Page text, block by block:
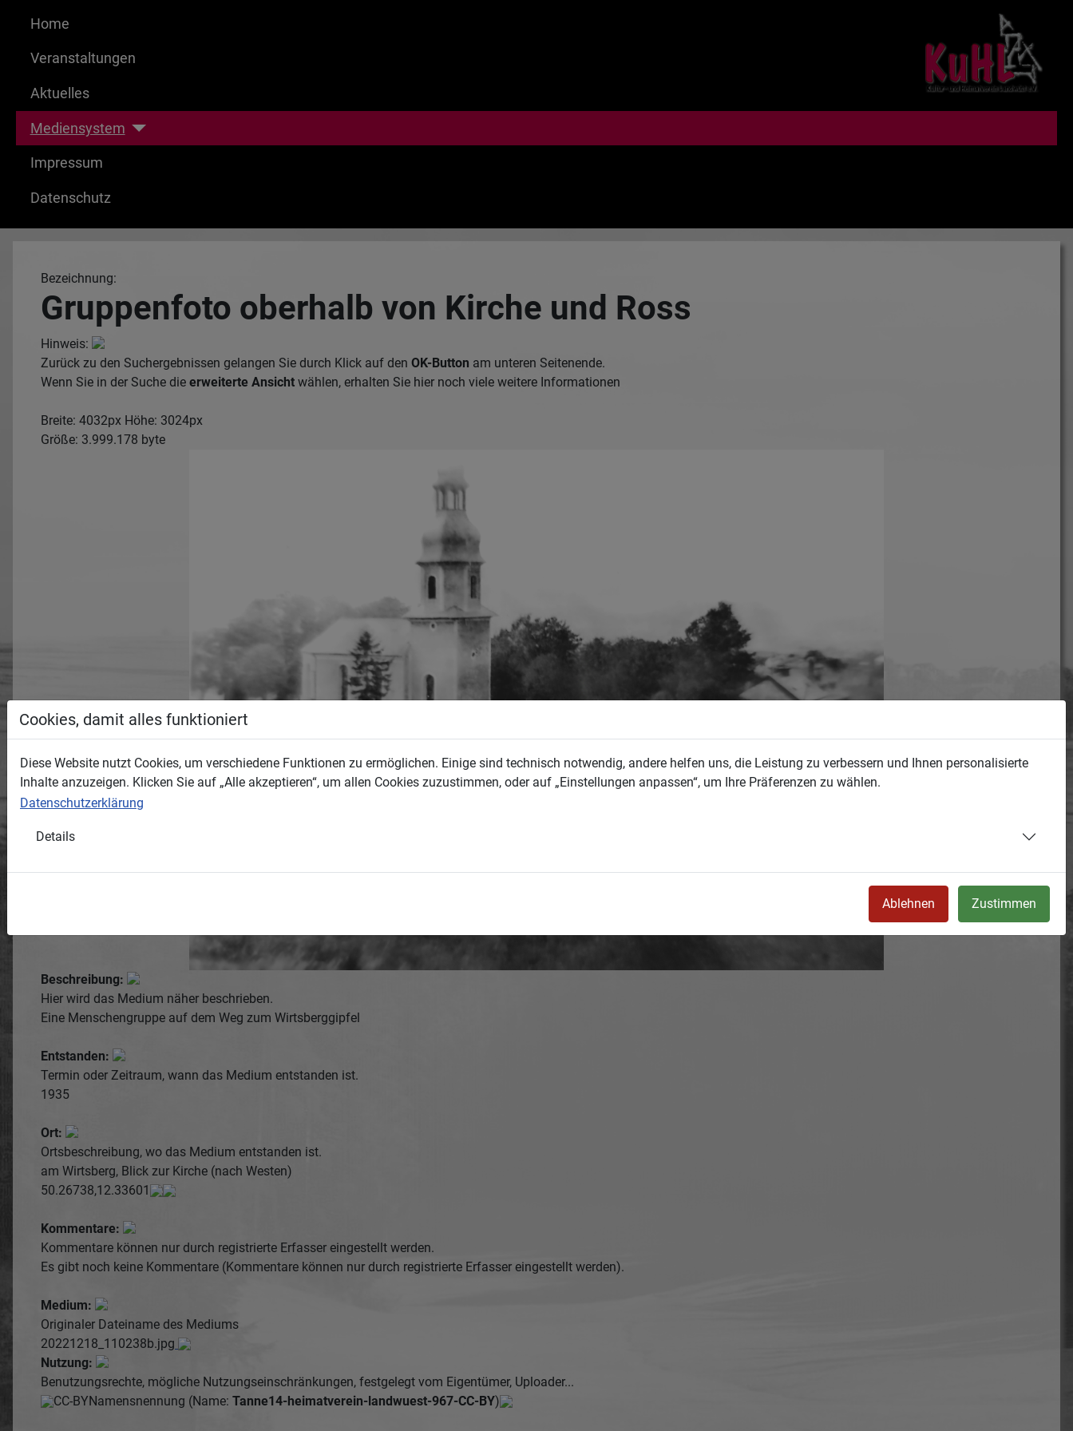
Home
Veranstaltungen
Aktuelles
Mediensystem
Impressum
Datenschutz
Bezeichnung:
Gruppenfoto oberhalb von Kirche und Ross
Hinweis:
Zurück zu den Suchergebnissen gelangen Sie durch Klick auf den OK-Button am unteren Seitenende.
Wenn Sie in der Suche die erweiterte Ansicht wählen, erhalten Sie hier noch viele weitere Informationen
Breite: 4032px Höhe: 3024px
Größe: 3.999.178 byte
Beschreibung:
Hier wird das Medium näher beschrieben.
Eine Menschengruppe auf dem Weg zum Wirtsberggipfel
Entstanden:
Termin oder Zeitraum, wann das Medium entstanden ist.
1935
Ort:
Ortsbeschreibung, wo das Medium entstanden ist.
am Wirtsberg, Blick zur Kirche (nach Westen)
50.26738,12.33601
Kommentare:
Kommentare können nur durch registrierte Erfasser eingestellt werden.
Es gibt noch keine Kommentare (Kommentare können nur durch registrierte Erfasser eingestellt werden).
Medium:
Originaler Dateiname des Mediums
20221218_110238b.jpg
Nutzung:
Benutzungsrechte, mögliche Nutzungseinschränkungen, festgelegt vom Eigentümer, Uploader...
CC-BYNamensnennung (Name: Tanne14-heimatverein-landwuest-967-CC-BY)
Cookies, damit alles funktioniert
Diese Website nutzt Cookies, um verschiedene Funktionen zu ermöglichen. Einige sind technisch notwendig, andere helfen uns, die Leistung zu verbessern und Ihnen personalisierte
Inhalte anzuzeigen. Klicken Sie auf „Alle akzeptieren“, um allen Cookies zuzustimmen, oder auf „Einstellungen anpassen“, um Ihre Präferenzen zu wählen.
Datenschutzerklärung
Details
Ablehnen Zustimmen